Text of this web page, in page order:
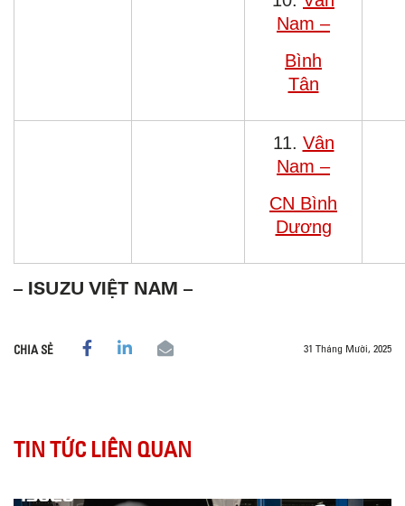
Nam –
Bình
Tân
11. Vân
Nam –
CN Bình
Dương
– ISUZU VIỆT NAM –
CHIA SẺ 31 Tháng Mười, 2025
TIN TỨC LIÊN QUAN